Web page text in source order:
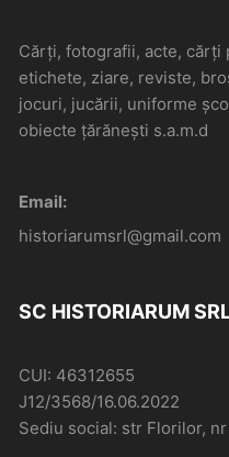
Cărți, fotografii, acte, cărți
etichete, ziare, reviste,
jocuri, jucării, uniforme
obiecte țărănești s.a.m.d
Email:
historiarumsrl@gmail.com
SC HISTORIARUM
CUI: 46312655
J12/3568/16.06.2022
Sediu social: str Florilor,